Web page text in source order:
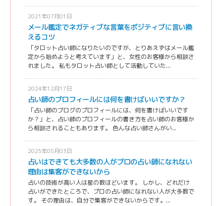
2021年07月01日
メール鑑定でネガティブな言葉をポジティブに言い換
えるコツ
「タロット占い師になりたいのですが、とりあえずはメール鑑
定から始めようと考えています」と、女性のお客様から相談さ
れました。 私もタロット占い師として活動していた...
2024年12月17日
占い師のプロフィールには何を書けばいいですか？
「占い師のブログのプロフィールには、何を書けばいいです
か？」と、占い師のプロフィールの書き方を占い師のお客様か
ら相談されることもあります。 色んな占い師さんがい...
2025年05月03日
占いはできても大多数の人がプロの占い師になれない
理由は集客ができないから
占いの技術が高い人は星の数ほどいます。 しかし、どれだけ
占いができたところで、プロの占い師になれない人が大多数で
す。 その理由は、自分で集客ができないからです。...